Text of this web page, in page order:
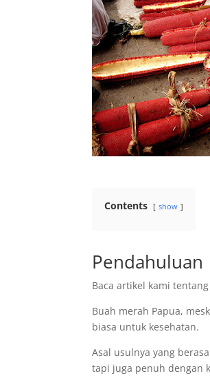
Contents show
Pendahuluan
Baca artikel kami
Buah merah Papua,
biasa untuk kesehatan.
Asal usulnya yang
tapi juga penuh dengan